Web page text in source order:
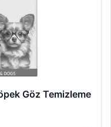
Göz Temizleme